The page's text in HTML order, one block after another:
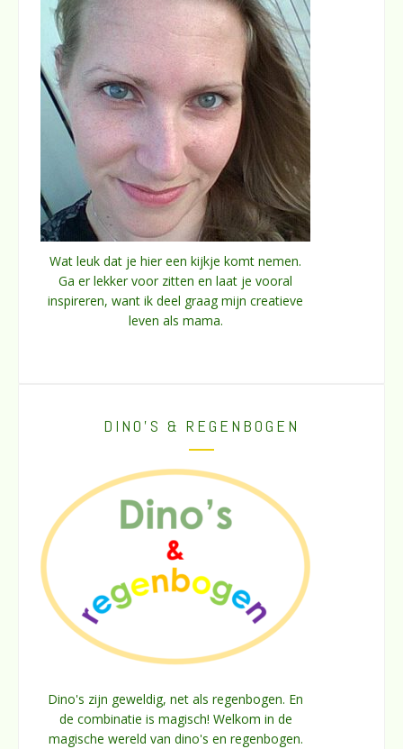
Wat leuk dat je hier een kijkje komt nemen.
Ga er lekker voor zitten en laat je vooral
inspireren, want ik deel graag mijn creatieve
leven als mama.
DINO’S & REGENBOGEN
Dino's zijn geweldig, net als regenbogen. En
de combinatie is magisch! Welkom in de
magische wereld van dino's en regenbogen.